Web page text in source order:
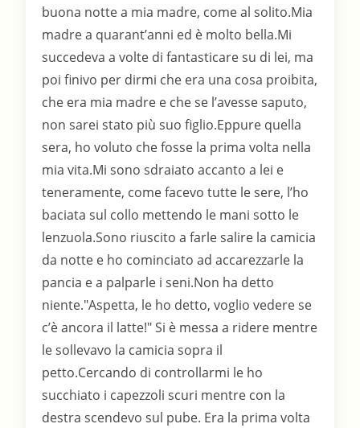
buona notte a mia madre, come al solito.Mia
madre a quarant’anni ed è molto bella.Mi
succedeva a volte di fantasticare su di lei, ma
poi finivo per dirmi che era una cosa proibita,
che era mia madre e che se l’avesse saputo,
non sarei stato più suo figlio.Eppure quella
sera, ho voluto che fosse la prima volta nella
mia vita.Mi sono sdraiato accanto a lei e
teneramente, come facevo tutte le sere, l’ho
baciata sul collo mettendo le mani sotto le
lenzuola.Sono riuscito a farle salire la camicia
da notte e ho cominciato ad accarezzarle la
pancia e a palparle i seni.Non ha detto
niente."Aspetta, le ho detto, voglio vedere se
c’è ancora il latte!" Si è messa a ridere mentre
le sollevavo la camicia sopra il
petto.Cercando di controllarmi le ho
succhiato i capezzoli scuri mentre con la
destra scendevo sul pube. Era la prima volta